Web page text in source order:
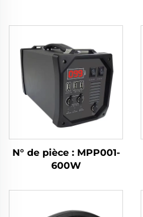
N° de pièce : MPP001-
600W